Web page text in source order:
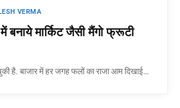
VERMA
बनाये मार्किट जैसी मैंगो फ्रूटी
चुकी है. बाजार में हर जगह फलों का राजा आम दिखाई…